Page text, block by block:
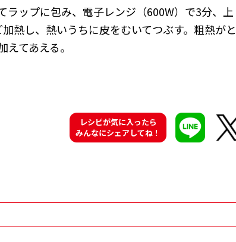
ラップに包み、電子レンジ（600W）で3分、上
熱し、熱いうちに皮をむいてつぶす。粗熱がと
てあえる。
レシピが気に入ったら
みんなにシェアしてね！